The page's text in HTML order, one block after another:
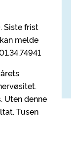
Siste frist
melde
Uten denne
Tusen